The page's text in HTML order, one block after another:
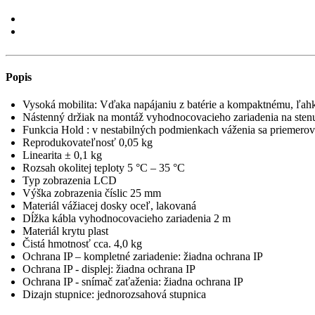
Popis
Vysoká mobilita: Vďaka napájaniu z batérie a kompaktnému,
Nástenný držiak na montáž vyhodnocovacieho zariadenia na
Funkcia Hold : v nestabilných podmienkach váženia sa
Reprodukovateľnosť 0,05 kg
Linearita ± 0,1 kg
Rozsah okolitej teploty 5 °C – 35 °C
Typ zobrazenia LCD
Výška zobrazenia číslic 25 mm
Materiál vážiacej dosky oceľ, lakovaná
Dĺžka kábla vyhodnocovacieho zariadenia 2 m
Materiál krytu plast
Čistá hmotnosť cca. 4,0 kg
Ochrana IP – kompletné zariadenie: žiadna ochrana IP
Ochrana IP - displej: žiadna ochrana IP
Ochrana IP - snímač zaťaženia: žiadna ochrana IP
Dizajn stupnice: jednorozsahová stupnica